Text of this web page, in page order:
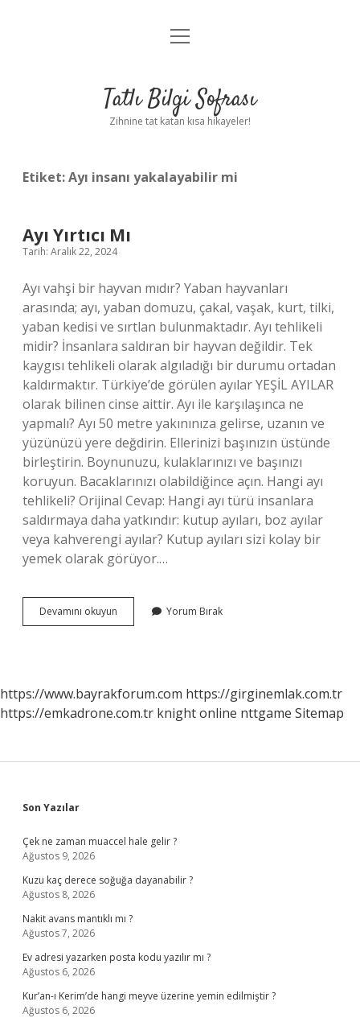
Anasayfa
Yasal Uyarı
menüyü
Tatlı Bilgi Sofrası
Zihnine tat katan kısa hikayeler!
Etiket:Ayı insanı yakalayabilir mi
Ayı Yırtıcı Mı
Tarih: Aralık 22, 2024
Ayı vahşi bir hayvan mıdır? Yaban hayvanları
arasında; ayı, yaban domuzu, çakal, vaşak, kurt, tilki,
yaban kedisi ve sırtlan bulunmaktadır. Ayı tehlikeli
midir? İnsanlara saldıran bir hayvan değildir. Tek
kaygısı tehlikeli olarak algıladığı bir durumu ortadan
kaldırmaktır. Türkiye’de görülen ayılar YEŞİL AYILAR
olarak bilinen cinse aittir. Ayı ile karşılaşınca ne
yapmalı? Ayı 50 metre yakınınıza gelirse, uzanın ve
yüzünüzü yere değdirin. Ellerinizi başınızın üstünde
birleştirin. Boynunuzu, kulaklarınızı ve başınızı
koruyun. Bacaklarınızı olabildiğince açın. Hangi ayı
tehlikeli? Orijinal Cevap: Hangi ayı türü insanlara
saldırmaya daha yatkındır: kutup ayıları, boz ayılar
veya kahverengi ayılar? Kutup ayıları sizi kolay bir
yemek olarak görüyor.…
Devamını okuyun
Yırtıcı
Yorum Bırak
https://www.bayrakforum.com https://girginemlak.com.tr
https://emkadrone.com.tr knight online nttgame Sitemap
Sidebar
Son Yazılar
Çek ne zaman muaccel hale gelir ?
Ağustos 9, 2026
Kuzu kaç derece soğuğa dayanabilir ?
Ağustos 8, 2026
Nakit avans mantıklı mı ?
Ağustos 7, 2026
Ev adresi yazarken posta kodu yazılır mı ?
Ağustos 6, 2026
Kur’an-ı Kerim’de hangi meyve üzerine yemin edilmiştir ?
Ağustos 6, 2026